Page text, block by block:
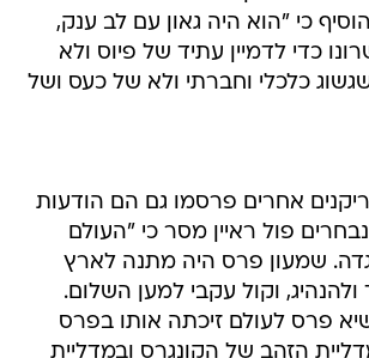
כי "הוא היה גאון עם לב ענק,
כדי לדמיין עתיד של פיוס ולא
כלכלי וחברתי ולא של כעס ושל
אחרים פרסמו גם הם הודעות
פול ראיין מסר כי "העולם
שמעון פרס היה מתנה לארץ
ולהנהיג, וקול עקבי למען השלום.
פרס לעולם זיכתה אותו בפרס
הזהב של הקונגרס ובמדליית